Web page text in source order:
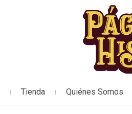
Tienda Quiénes Somos